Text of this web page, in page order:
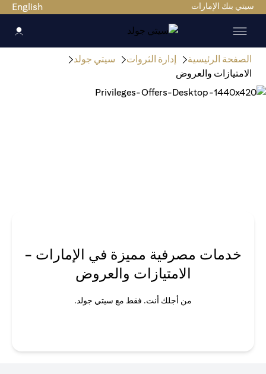
سيتي بنك الإمارات English
الصفحة الرئيسية إدارة الثروات
سيتي جولد
الامتيازات والعروض
خدمات مصرفية مميزة في الإمارات -
الامتيازات والعروض
من أجلك أنت. فقط مع سيتي جولد.